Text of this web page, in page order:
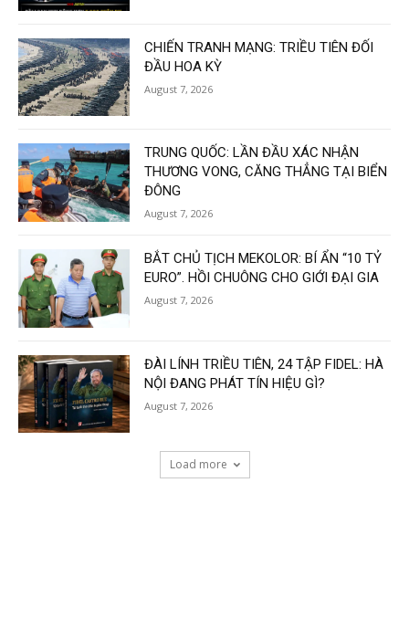
CHIẾN TRANH MẠNG: TRIỀU TIÊN ĐỐI
ĐẦU HOA KỲ
August 7, 2026
TRUNG QUỐC: LẦN ĐẦU XÁC NHẬN
THƯƠNG VONG, CĂNG THẲNG TẠI BIỂN
ĐÔNG
August 7, 2026
BẮT CHỦ TỊCH MEKOLOR: BÍ ẨN “10 TỶ
EURO”. HỒI CHUÔNG CHO GIỚI ĐẠI GIA
August 7, 2026
ĐÀI LÍNH TRIỀU TIÊN, 24 TẬP FIDEL: HÀ
NỘI ĐANG PHÁT TÍN HIỆU GÌ?
August 7, 2026
Load more